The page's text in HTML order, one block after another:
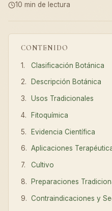
10 min de lectura
CONTENIDO
Clasificación Botánica
Descripción Botánica
Usos Tradicionales
Fitoquímica
Evidencia Científica
Aplicaciones
Cultivo
Preparaciones
Contraindicaciones y